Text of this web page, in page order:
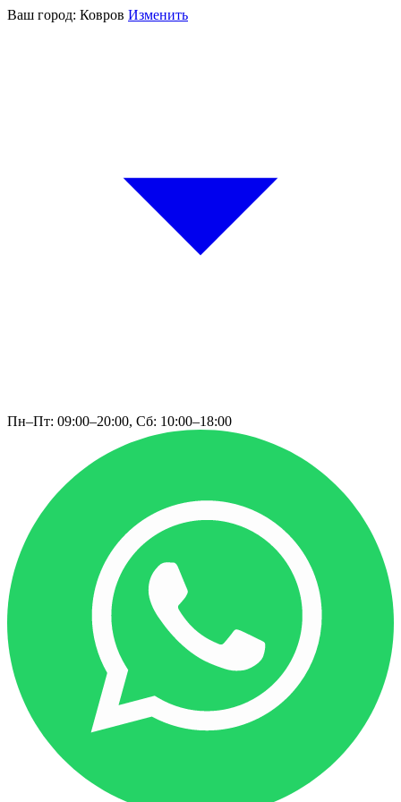
Ваш город: Ковров Изменить
Пн–Пт: 09:00–20:00, Сб: 10:00–18:00